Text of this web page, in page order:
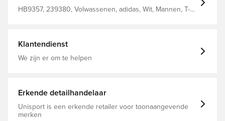
HB9357, 239380, Volwassenen, adidas, Wit, Mannen, T-
Klantendienst
We zijn er om te helpen
Erkende detailhandelaar
Unisport is een erkende retailer voor toonaangevende
merken